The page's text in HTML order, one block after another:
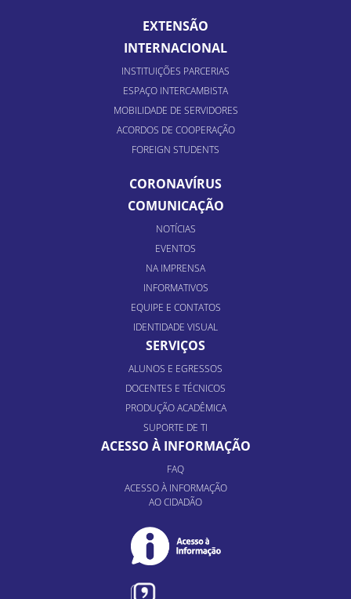
EXTENSÃO
INTERNACIONAL
INSTITUIÇÕES PARCERIAS
ESPAÇO INTERCAMBISTA
MOBILIDADE DE SERVIDORES
ACORDOS DE COOPERAÇÃO
FOREIGN STUDENTS
CORONAVÍRUS
COMUNICAÇÃO
NOTÍCIAS
EVENTOS
NA IMPRENSA
INFORMATIVOS
EQUIPE E CONTATOS
IDENTIDADE VISUAL
SERVIÇOS
ALUNOS E EGRESSOS
DOCENTES E TÉCNICOS
PRODUÇÃO ACADÊMICA
SUPORTE DE TI
ACESSO À INFORMAÇÃO
FAQ
ACESSO À INFORMAÇÃO
AO CIDADÃO